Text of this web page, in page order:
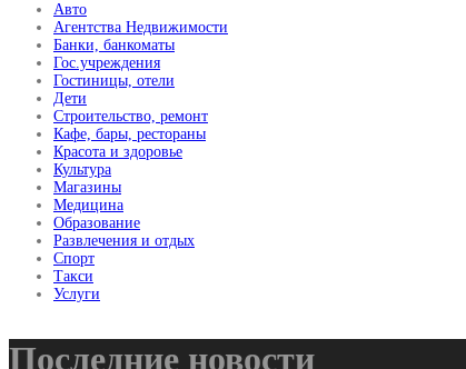
Авто
Агентства Недвижимости
Банки, банкоматы
Гос.учреждения
Гостиницы, отели
Дети
Строительство, ремонт
Кафе, бары, рестораны
Красота и здоровье
Культура
Магазины
Медицина
Образование
Развлечения и отдых
Спорт
Такси
Услуги
Последние новости